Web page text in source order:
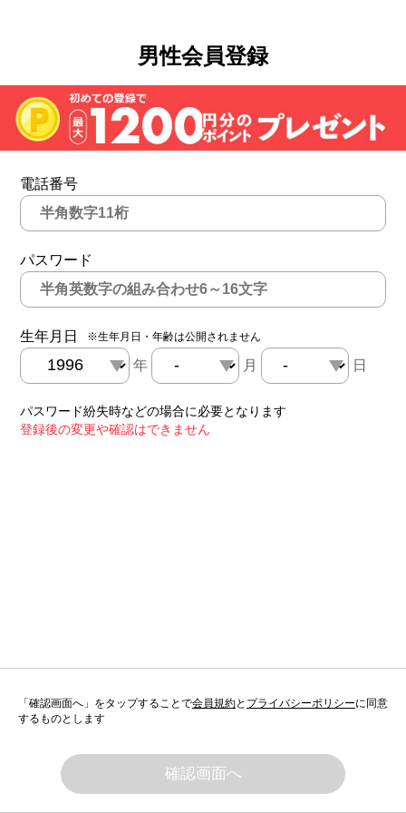
男性会員登録
電話番号
パスワード
生年月日 ※生年月日・年齢は公開されません
年 月 日
パスワード紛失時などの場合に必要となります
登録後の変更や確認はできません
「確認画面へ」をタップすることで会員規約と プライバシーポリシーに同意
するものとします
確認画面へ